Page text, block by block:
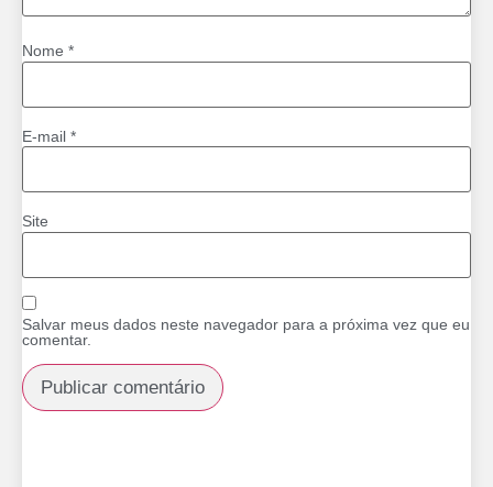
Nome *
E-mail *
Site
Salvar meus dados neste navegador para a próxima vez que eu
comentar.